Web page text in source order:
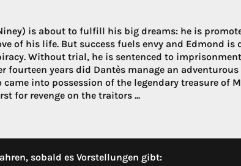
is about to fulfill his big dreams: he is
of his life. But success fuels envy and Edmond is
Without trial, he is sentenced to
fourteen years did Dantès manage an
into possession of the legendary treasure of
for revenge on the traitors ...
sobald es Vorstellungen gibt: